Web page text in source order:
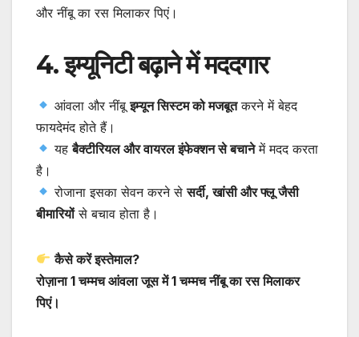
और नींबू का रस मिलाकर पिएं।
4. इम्यूनिटी बढ़ाने में मददगार
आंवला और नींबूइम्यून सिस्टम को मजबूतकरने में बेहद
फायदेमंद होते हैं।
यहबैक्टीरियल और वायरल इंफेक्शन से बचानेमें मदद करता
है।
रोजाना इसका सेवन करने सेसर्दी, खांसी और फ्लू जैसी
बीमारियोंसे बचाव होता है।
कैसे करें इस्तेमाल?
रोज़ाना 1 चम्मच आंवला जूस में 1 चम्मच नींबू का रस मिलाकर
पिएं।